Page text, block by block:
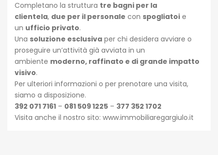
Completano la struttura tre bagni per la
clientela, due per il personale con spogliatoi e
un ufficio privato.
Una soluzione esclusiva per chi desidera avviare o
proseguire un’attività già avviata in un
ambiente moderno, raffinato e di grande impatto
visivo.
Per ulteriori informazioni o per prenotare una visita,
siamo a disposizione.
392 071 7161 – 081 509 1225 – 377 352 1702
Visita anche il nostro sito: www.immobiliaregargiulo.it